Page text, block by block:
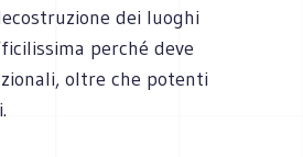
dei luoghi
perché deve
oltre che potenti